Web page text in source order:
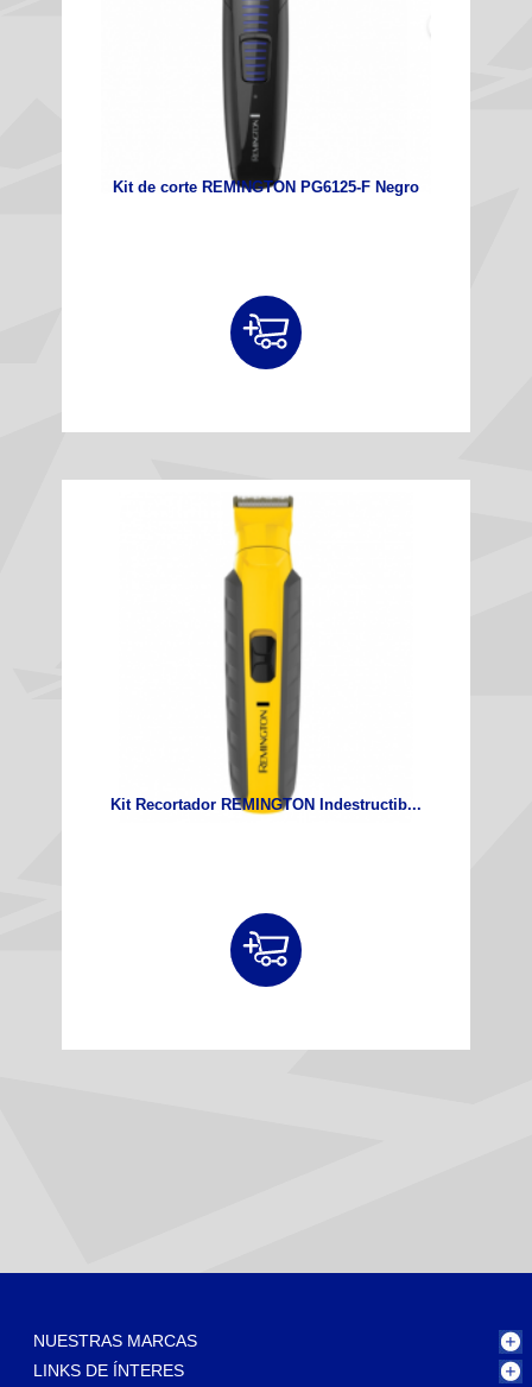
Kit de corte REMINGTON PG6125-F Negro
Kit Recortador REMINGTON Indestructib...
NUESTRAS MARCAS
LINKS DE ÍNTERES